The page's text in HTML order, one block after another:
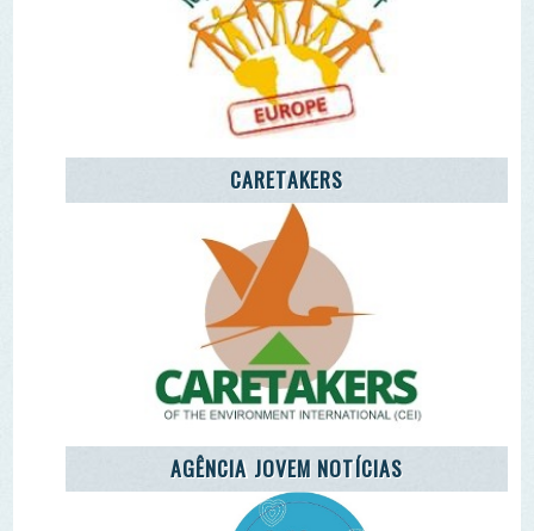
AGÊNCIA JOVEM NOTÍCIAS
Termos de Uso | Privacidade | Litígio Consumo
Livro de Reclamações Eletronico
Ao aceder a outras paginas deste site sao usados cookies e
mesmo sob o RGPD. Sim.